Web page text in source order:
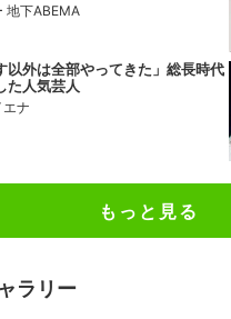
地下ABEMA
以外は全部やってきた」総長時代
た人気芸人
ナ
もっと見る
ラリー